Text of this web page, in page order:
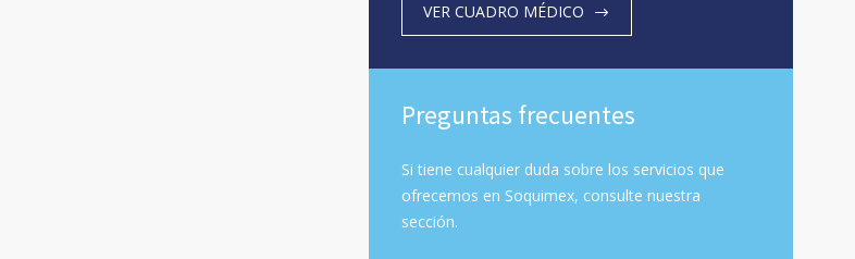
VER CUADRO MÉDICO
Preguntas frecuentes
Si tiene cualquier duda sobre los servicios que
ofrecemos en Soquimex, consulte nuestra
sección.